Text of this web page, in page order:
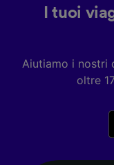
I tuoi
Aiutiamo i nostri
oltre